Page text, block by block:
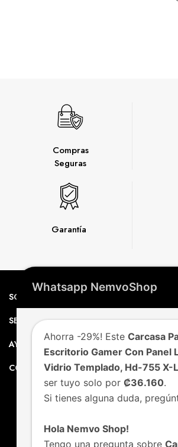
Garantía
Compras
Seguras
SOBRE NEMVO
SERVICIO AL CLIENTE
AYUDA
CONTACTO
Whatsapp NemvoShop
Ahorra -29%! Este Carcasa
Escritorio Gamer Con Panel
Vidrio Templado, Hd-755 X-
ser tuyo solo por ₡36.160.
Si tienes alguna duda,
Hola Nemvo Shop!
Tengo una pregunta sobre